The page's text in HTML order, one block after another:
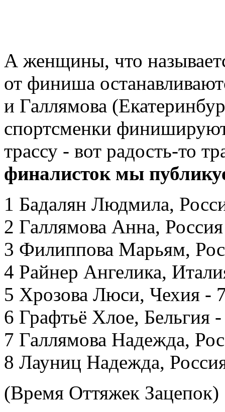
А женщины, что
от финиша
и Галлямова
спортсменки
трассу - вот радость-то
финалисток мы
1 Бадалян Людмила,
2 Галлямова Анна,
3 Филиппова Марьям,
4 Райнер Ангелика,
5 Хрозова Люси, Чехия -
6 Графтьё Хлое, Бельгия
7 Галлямова Надежда,
8 Лауниц Надежда,
(Время Оттяжек Зацепок)